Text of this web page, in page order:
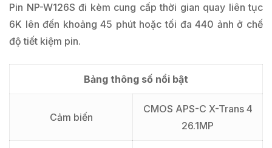
Pin NP-W126S đi kèm cung cấp thời gian quay liên tục
6K lên đến khoảng 45 phút hoặc tối đa 440 ảnh ở chế
độ tiết kiệm pin.
Bảng thông số nổi bật
Cảm biến
CMOS APS-C X-Trans 4
26.1MP